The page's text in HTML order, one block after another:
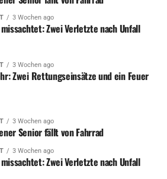
3 Wochen ago
Zwei Verletzte nach Unfall
3 Wochen ago
Zwei Rettungseinsätze und ein Feuer
3 Wochen ago
Senior fällt von Fahrrad
3 Wochen ago
Zwei Verletzte nach Unfall